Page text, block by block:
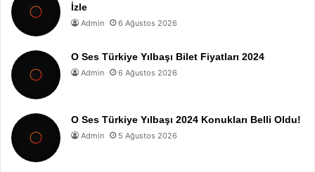
İzle
Admin 6 Ağustos 2026
O Ses Türkiye Yılbaşı Bilet Fiyatları 2024
Admin 6 Ağustos 2026
O Ses Türkiye Yılbaşı 2024 Konukları Belli Oldu!
Admin 5 Ağustos 2026